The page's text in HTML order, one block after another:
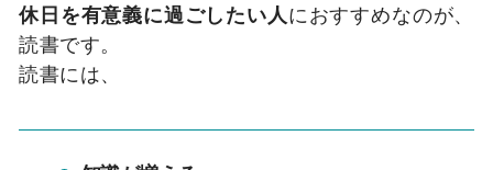
休日を有意義に過ごしたい人におすすめなのが、
読書です。
読書には、